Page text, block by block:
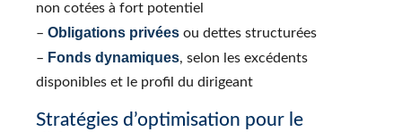
non cotées à fort potentiel
– Obligations privées ou dettes structurées
– Fonds dynamiques, selon les excédents
disponibles et le profil du dirigeant
Stratégies d’optimisation pour le